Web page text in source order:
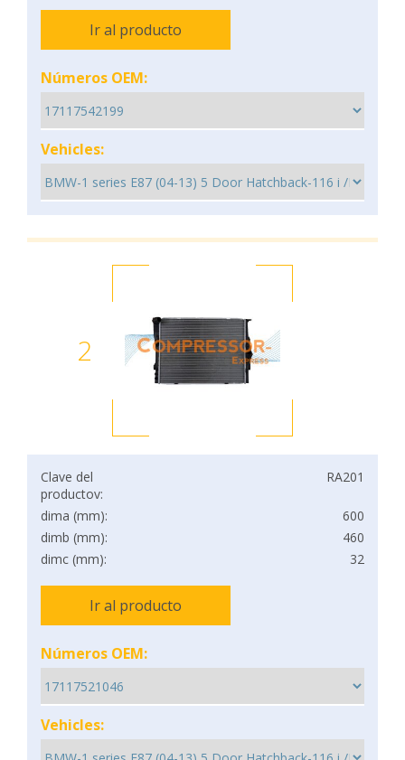
Ir al producto
Números OEM:
Vehicles:
2
Clave del
productov:
RA201
dima (mm):
600
dimb (mm):
460
dimc (mm):
32
Ir al producto
Números OEM:
Vehicles: